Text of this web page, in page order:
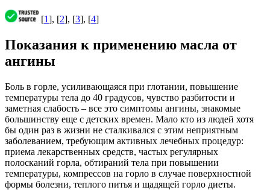
[1], [2], [3], [4]
Показания к применению масла от
ангины
Боль в горле, усиливающаяся при глотании, повышение
температуры тела до 40 градусов, чувство разбитости и
заметная слабость – все это симптомы ангины, знакомые
большинству еще с детских времен. Мало кто из людей хотя
бы один раз в жизни не сталкивался с этим неприятным
заболеванием, требующим активных лечебных процедур:
приема лекарственных средств, частых регулярных
полосканий горла, обтираний тела при повышении
температуры, компрессов на горло в случае поверхностной
формы болезни, теплого питья и щадящей горло диеты.